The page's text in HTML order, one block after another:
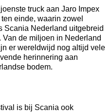
truck aan Jaro Impex
einde, waarin zowel
Scania Nederland uitgebreid
de miljoen in Nederland
er wereldwijd nog altijd vele
herinnering aan
bodem.
is bij Scania ook